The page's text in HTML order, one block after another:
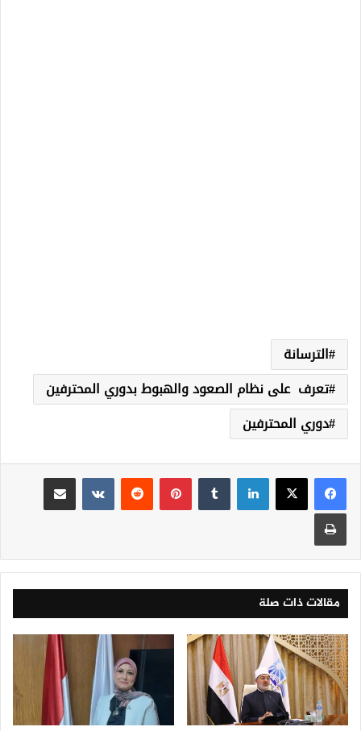
الترسانة
تعرف على نظام الصعود والهبوط بدوري المحترفين
دوري المحترفين
لينكدإن بينتيريست
مقالات ذات صلة